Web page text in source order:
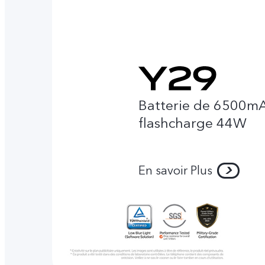
Batterie de
flashcharge 44W
En savoir Plus